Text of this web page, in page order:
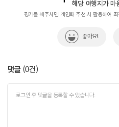
해당 여행지가 마
평가를 해주시면 개인화 추천 시 활용하여
좋아요!
댓글 (0건)